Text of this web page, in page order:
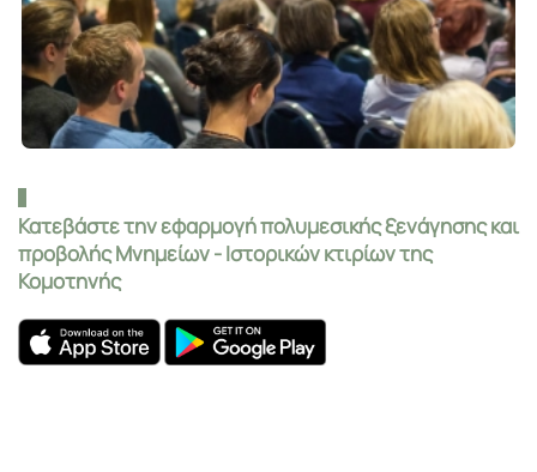
Κατεβάστε την εφαρμογή πολυμεσικής ξενάγησης και
προβολής Μνημείων - Ιστορικών κτιρίων της
Κομοτηνής